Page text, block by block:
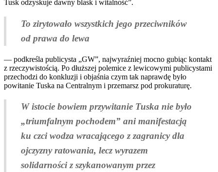
Tusk odzyskuje dawny blask i witalność”.
To zirytowało wszystkich jego przeciwników
od prawa do lewa
— podkreśla publicysta „GW”, najwyraźniej mocno gubiąc kontakt
z rzeczywistością. Po dłuższej polemice z lewicowymi publicystami
przechodzi do konkluzji i objaśnia czym tak naprawdę było
powitanie Tuska na Centralnym i przemarsz pod prokuraturę.
W istocie bowiem przywitanie Tuska nie było
„triumfalnym pochodem” ani manifestacją
ku czci wodza wracającego z zagranicy dla
ojczyzny ratowania, lecz wyrazem
solidarności z szykanowanym przez